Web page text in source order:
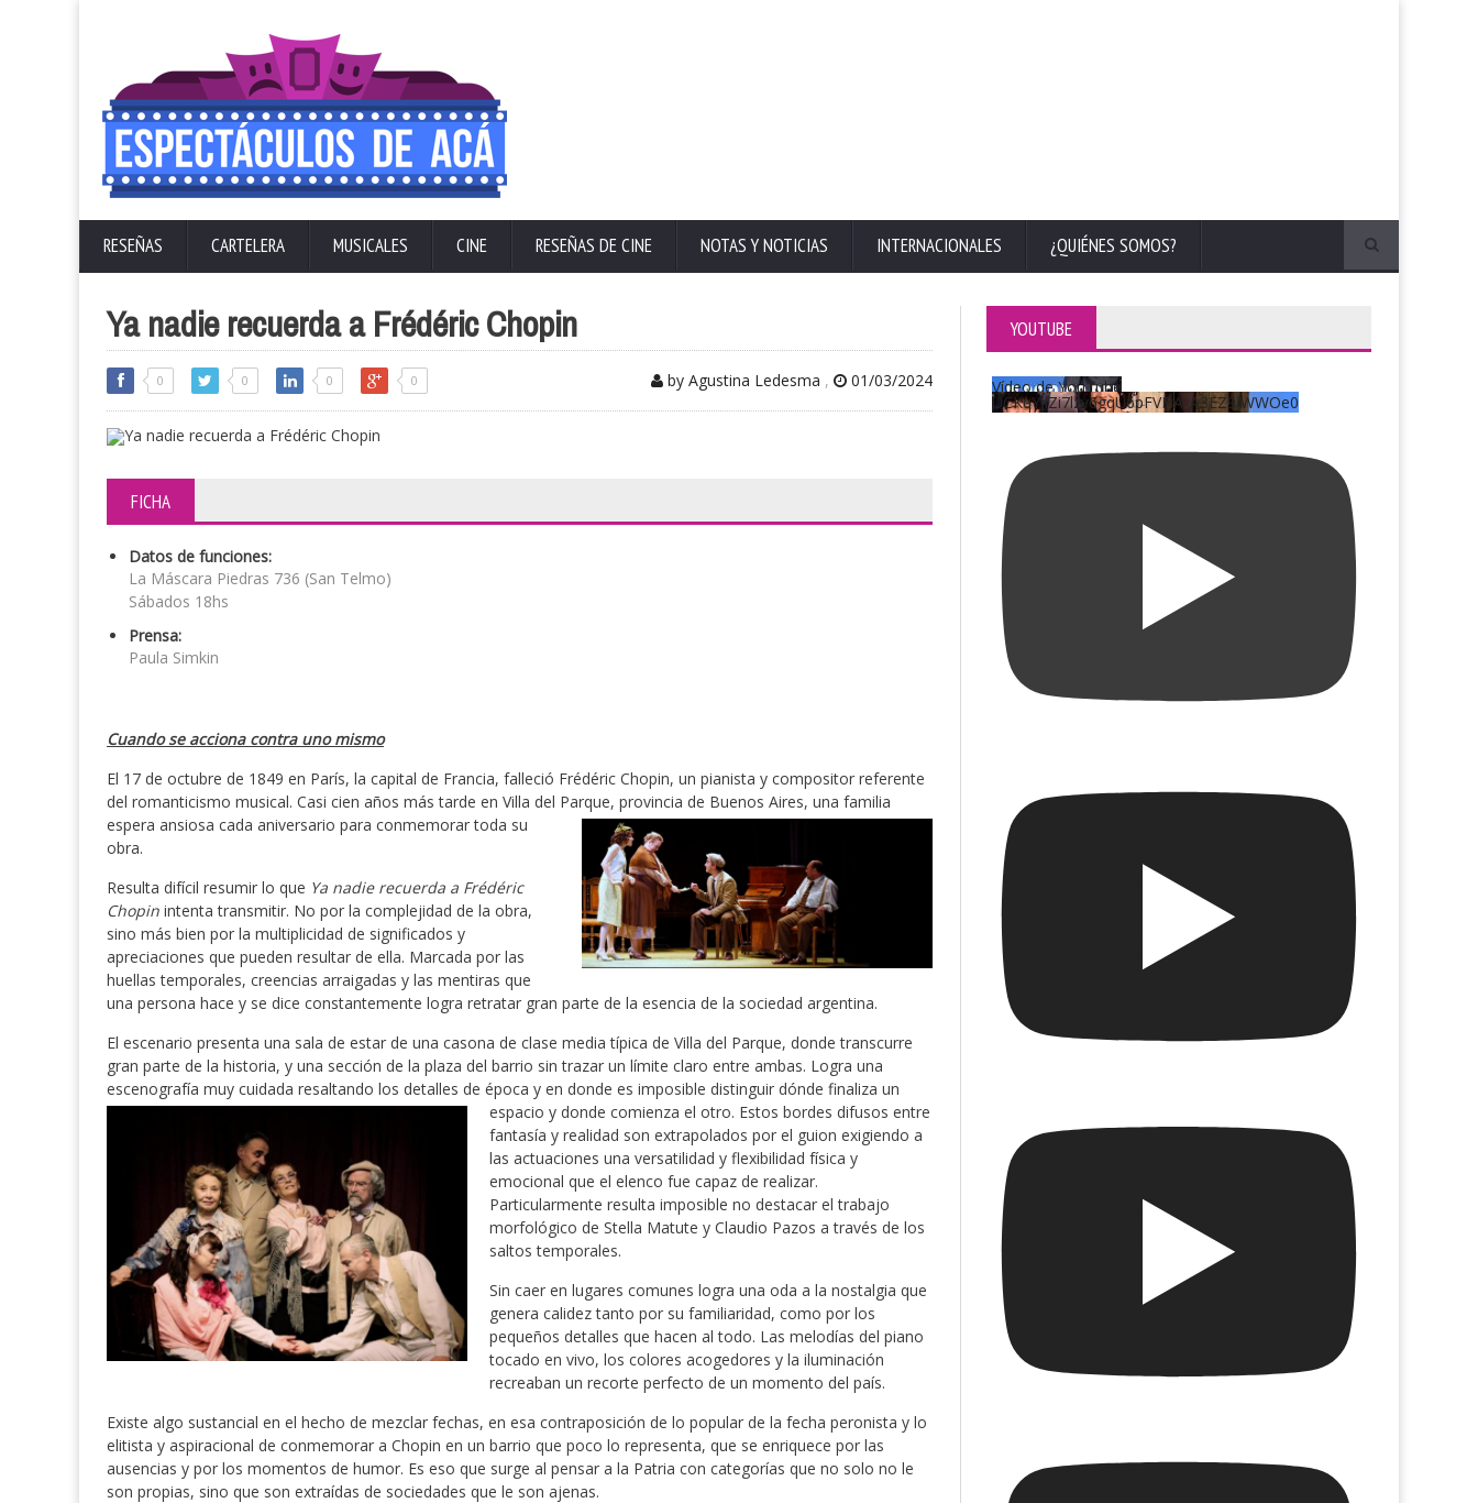
RESEÑAS CARTELERA MUSICALES CINE RESEÑAS DE CINE NOTAS Y NOTICIAS INTERNACIONALES ¿QUIÉNES SOMOS?
Ya nadie recuerda a Frédéric Chopin
0 0 0 0 by Agustina Ledesma , 01/03/2024
FICHA
Datos de funciones:
La Máscara Piedras 736 (San Telmo)
Sábados 18hs
Prensa:
Paula Simkin
Cuando se acciona contra uno mismo
El 17 de octubre de 1849 en París, la capital de Francia, falleció Frédéric Chopin, un pianista y compositor referente
del romanticismo musical. Casi cien años más tarde en Villa del Parque, provincia de Buenos Aires, una familia
espera ansiosa cada aniversario para conmemorar toda su
obra.
Resulta difícil resumir lo que Ya nadie recuerda a Frédéric
Chopin intenta transmitir. No por la complejidad de la obra,
sino más bien por la multiplicidad de significados y
apreciaciones que pueden resultar de ella. Marcada por las
huellas temporales, creencias arraigadas y las mentiras que
una persona hace y se dice constantemente logra retratar gran parte de la esencia de la sociedad argentina.
El escenario presenta una sala de estar de una casona de clase media típica de Villa del Parque, donde transcurre
gran parte de la historia, y una sección de la plaza del barrio sin trazar un límite claro entre ambas. Logra una
escenografía muy cuidada resaltando los detalles de época y en donde es imposible distinguir dónde finaliza un
espacio y donde comienza el otro. Estos bordes difusos entre
fantasía y realidad son extrapolados por el guion exigiendo a
las actuaciones una versatilidad y flexibilidad física y
emocional que el elenco fue capaz de realizar.
Particularmente resulta imposible no destacar el trabajo
morfológico de Stella Matute y Claudio Pazos a través de los
saltos temporales.
Sin caer en lugares comunes logra una oda a la nostalgia que
genera calidez tanto por su familiaridad, como por los
pequeños detalles que hacen al todo. Las melodías del piano
tocado en vivo, los colores acogedores y la iluminación
recreaban un recorte perfecto de un momento del país.
Existe algo sustancial en el hecho de mezclar fechas, en esa contraposición de lo popular de la fecha peronista y lo
elitista y aspiracional de conmemorar a Chopin en un barrio que poco lo representa, que se enriquece por las
ausencias y por los momentos de humor. Es eso que surge al pensar a la Patria con categorías que no solo no le
son propias, sino que son extraídas de sociedades que le son ajenas.
YOUTUBE
Vídeo de YouTube
UCKqYjiZi7lzy6gqU6pFVFiA_A3EZ9JWWOe0